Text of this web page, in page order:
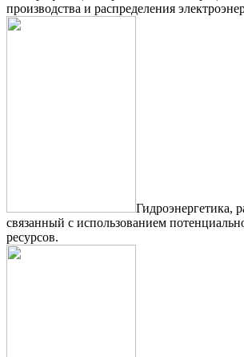
производства и распределения
Гидроэнергетика,
связанный с использованием
ресурсов.